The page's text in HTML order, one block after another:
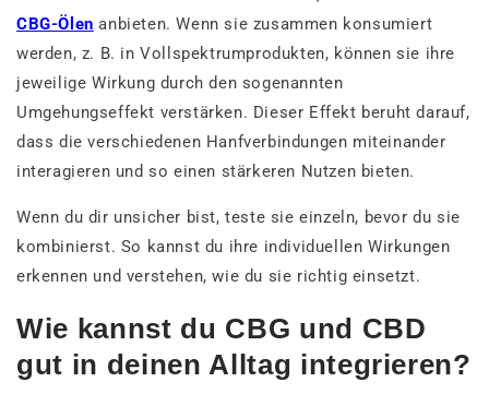
CBG-Ölen anbieten. Wenn sie zusammen konsumiert
werden, z. B. in Vollspektrumprodukten, können sie ihre
jeweilige Wirkung durch den sogenannten
Umgehungseffekt verstärken. Dieser Effekt beruht darauf,
dass die verschiedenen Hanfverbindungen miteinander
interagieren und so einen stärkeren Nutzen bieten.
Wenn du dir unsicher bist, teste sie einzeln, bevor du sie
kombinierst. So kannst du ihre individuellen Wirkungen
erkennen und verstehen, wie du sie richtig einsetzt.
Wie kannst du CBG und CBD
gut in deinen Alltag integrieren?